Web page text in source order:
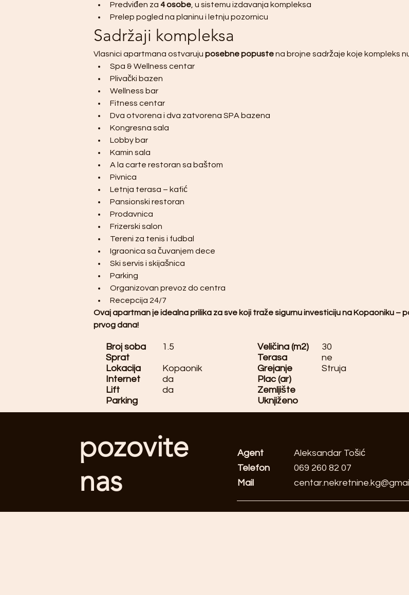
Predviđen za 4 osobe , u sistemu izdavanja kompleksa
Prelep pogled na planinu i letnju pozornicu
Sadržaji kompleksa
Vlasnici apartmana ostvaruju posebne popuste na brojne sadržaje koje kompleks
Spa & Wellness centar
Plivački bazen
Wellness bar
Fitness centar
Dva otvorena i dva zatvorena SPA bazena
Kongresna sala
Lobby bar
Kamin sala
A la carte restoran sa baštom
Pivnica
Letnja terasa – kafić
Pansionski restoran
Prodavnica
Frizerski salon
Tereni za tenis i fudbal
Igraonica sa čuvanjem dece
Ski servis i skijašnica
Parking
Organizovan prevoz do centra
Recepcija 24/7
Ovaj apartman je idealna prilika za sve koji traže sigurnu investiciju na Kopaoniku –
prvog dana!
Broj soba 1.5 Veličina (m2)
30
Sprat
Terasa
ne
Lokacija
Kopaonik Grejanje
Struja
Internet
da
Plac (ar)
Lift
da
Zemljište
Parking
Uknjiženo
pozovite
nas
Agent
Aleksandar Tošić
Telefon
069 260 82 07
Mail